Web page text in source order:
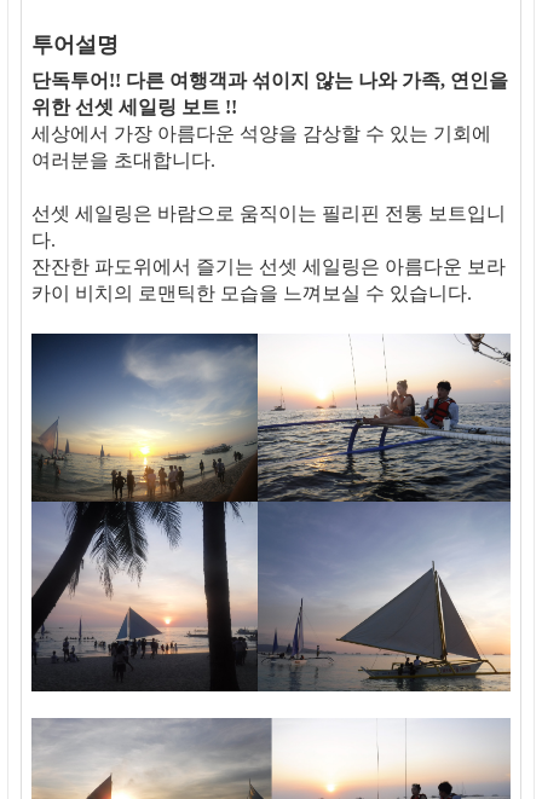
투어설명
단독투어!! 다른 여행객과 섞이지 않는 나와 가족, 연인을
위한 선셋 세일링 보트 !!
세상에서 가장 아름다운 석양을 감상할 수 있는 기회에
여러분을 초대합니다.
선셋 세일링은 바람으로 움직이는 필리핀 전통 보트입니
다.
잔잔한 파도위에서 즐기는 선셋 세일링은 아름다운 보라
카이 비치의 로맨틱한 모습을 느껴보실 수 있습니다.